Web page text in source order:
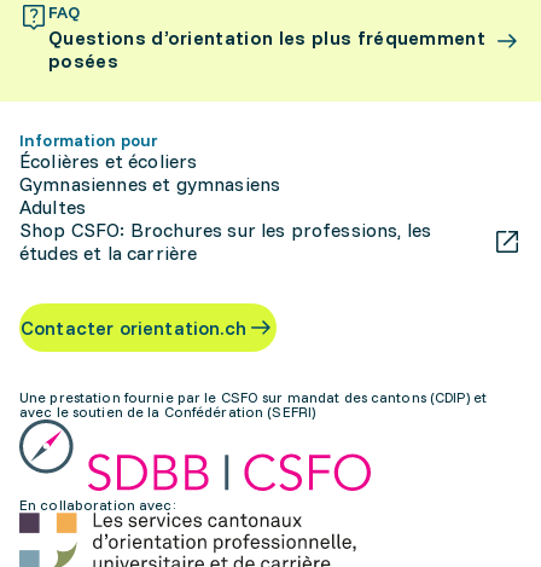
FAQ
Questions d’orientation les plus fréquemment
posées
Information pour
Écolières et écoliers
Gymnasiennes et gymnasiens
Adultes
Shop CSFO: Brochures sur les professions, les
études et la carrière
Contacter orientation.ch
Une prestation fournie par le CSFO sur mandat des cantons (CDIP) et
avec le soutien de la Confédération (SEFRI)
En collaboration avec: